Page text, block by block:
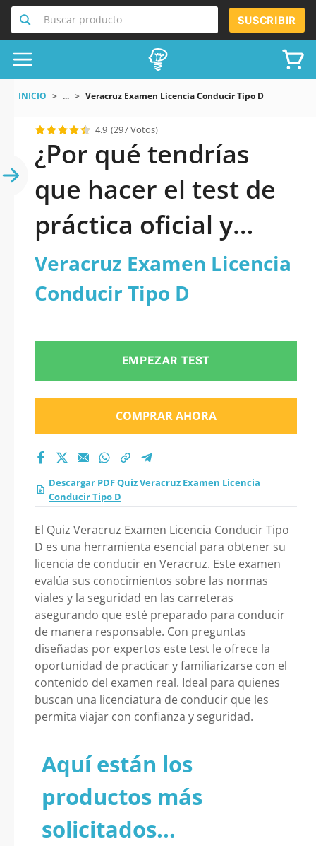
Buscar producto SUSCRIBIR
INICIO ... Veracruz Examen Licencia Conducir Tipo D
4.9 (297 Votos)
¿Por qué tendrías
que hacer el test de
práctica oficial y
actualizado de
Veracruz Examen
Tipo D 2026?
Veracruz Examen Licencia
Conducir Tipo D
EMPEZAR TEST
COMPRAR AHORA
Descargar PDF Quiz Veracruz Examen Licencia
Conducir Tipo D
El Quiz Veracruz Examen Licencia Conducir Tipo
D es una herramienta esencial para obtener su
licencia de conducir en Veracruz. Este examen
evalúa sus conocimientos sobre las normas
viales y la seguridad en las carreteras
asegurando que esté preparado para conducir
de manera responsable. Con preguntas
diseñadas por expertos este test le ofrece la
oportunidad de practicar y familiarizarse con el
contenido del examen real. Ideal para quienes
buscan una licenciatura de conducir que les
permita viajar con confianza y seguridad.
Aquí están los
productos más
solicitados...